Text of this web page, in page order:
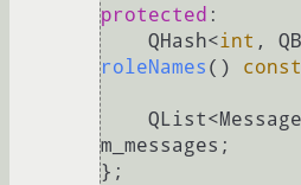
protected :
QHash<int
roleNames () const
m_messages;
};